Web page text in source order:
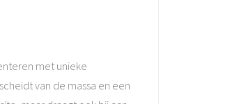
met unieke
van de massa en een